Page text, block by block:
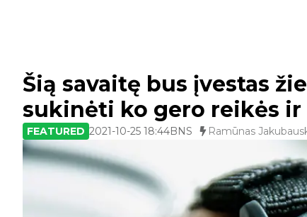
Šią savaitę bus įvestas
sukinėti ko gero reikės
FEATURED 2021-10-25 18:44BNS Ramūnas